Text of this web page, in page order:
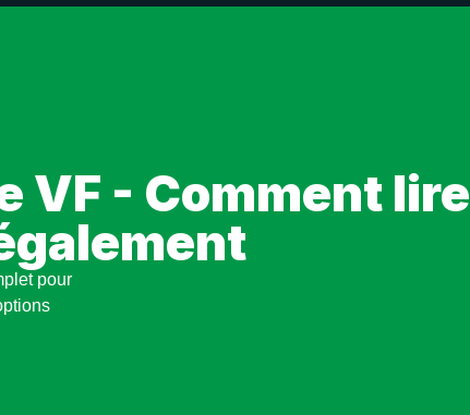
VF - Comment lire
pour